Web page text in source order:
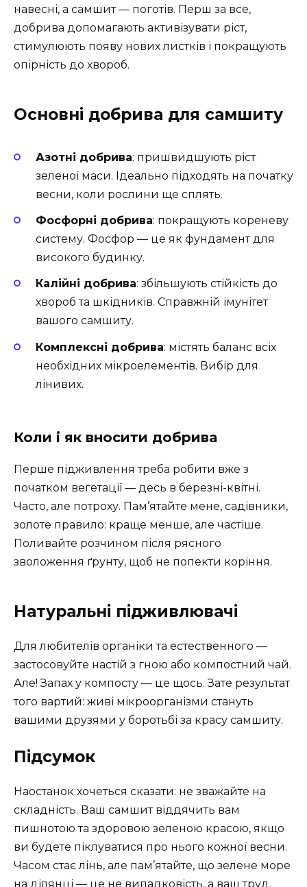
навесні, а самшит — поготів. Перш за все,
добрива допомагають активізувати ріст,
стимулюють появу нових листків і покращують
опірність до хвороб.
Основні добрива для самшиту
Азотні добрива: пришвидшують ріст
зеленої маси. Ідеально підходять на початку
весни, коли рослини ще сплять.
Фосфорні добрива: покращують кореневу
систему. Фосфор — це як фундамент для
високого будинку.
Калійні добрива: збільшують стійкість до
хвороб та шкідників. Справжній імунітет
вашого самшиту.
Комплексні добрива: містять баланс всіх
необхідних мікроелементів. Вибір для
лінивих.
Коли і як вносити добрива
Перше підживлення треба робити вже з
початком вегетації — десь в березні-квітні.
Часто, але потроху. Пам’ятайте мене, садівники,
золоте правило: краще менше, але частіше.
Поливайте розчином після рясного
зволоження ґрунту, щоб не попекти коріння.
Натуральні підживлювачі
Для любителів органіки та естественного —
застосовуйте настій з гною або компостний чай.
Але! Запах у компосту — це щось. Зате результат
того вартий: живі мікроорганізми стануть
вашими друзями у боротьбі за красу самшиту.
Підсумок
Наостанок хочеться сказати: не зважайте на
складність. Ваш самшит віддячить вам
пишнотою та здоровою зеленою красою, якщо
ви будете піклуватися про нього кожної весни.
Часом стає лінь, але пам’ятайте, що зелене море
на ділянці — це не випадковість, а ваш труд.